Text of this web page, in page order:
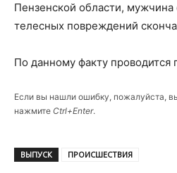
Пензенской области,
телесных повреждений
По данному факту проводится
Если вы нашли ошибку, пожалуйста,
нажмите Ctrl+Enter.
ВЫПУСК ПРОИСШЕСТВИЯ